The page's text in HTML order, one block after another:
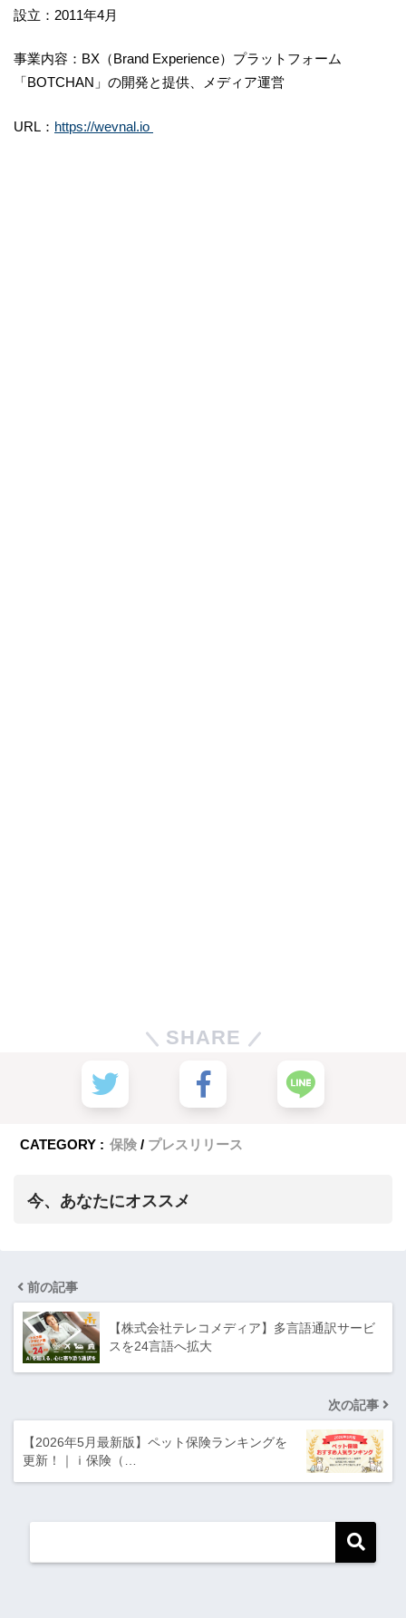
設立：2011年4月
事業内容：BX（Brand Experience）プラットフォーム
「BOTCHAN」の開発と提供、メディア運営
URL： https://wevnal.io
SHARE
CATEGORY : 保険 プレスリリース
今、あなたにオススメ
前の記事
【株式会社テレコメディア】多言語通訳サービ
スを24言語へ拡大
次の記事
【2026年5月最新版】ペット保険ランキングを
更新！｜ｉ保険（…